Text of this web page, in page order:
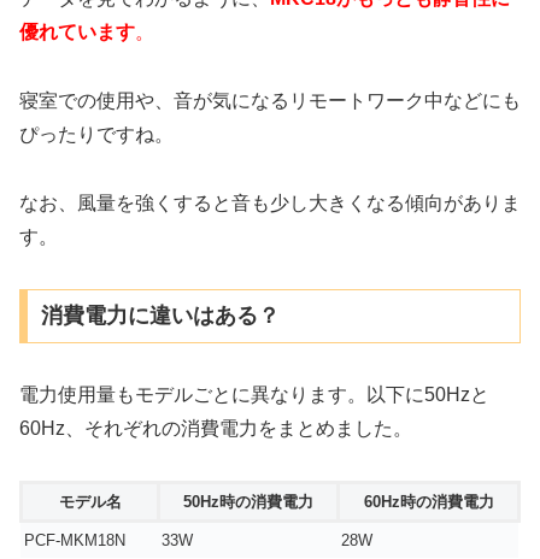
優れています。
寝室での使用や、音が気になるリモートワーク中などにも
ぴったりですね。
なお、風量を強くすると音も少し大きくなる傾向がありま
す。
消費電力に違いはある？
電力使用量もモデルごとに異なります。以下に50Hzと
60Hz、それぞれの消費電力をまとめました。
モデル名 50Hz時の消費電力 60Hz時の消費電力
PCF-MKM18N 33W
28W